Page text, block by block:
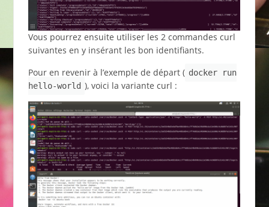
Vous pourrez ensuite utiliser les 2 commandes curl
suivantes en y insérant les bon identifiants.
Pour en revenir à l’exemple de départ ( docker run
hello-world ), voici la variante curl :